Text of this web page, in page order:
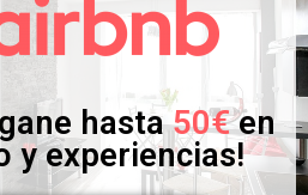
hasta50€en
y experiencias!